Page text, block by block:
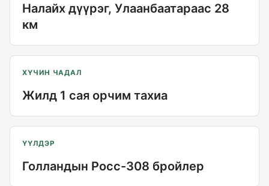
Налайх дүүрэг, Улаанбаатараас 28
км
ХҮЧИН ЧАДАЛ
Жилд 1 сая орчим тахиа
ҮҮЛДЭР
Голландын Росс-308 бройлер